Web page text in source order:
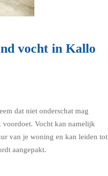
vocht in Kallo
dat niet onderschat mag
Vocht kan namelijk
van je woning en kan leiden tot
aangepakt.